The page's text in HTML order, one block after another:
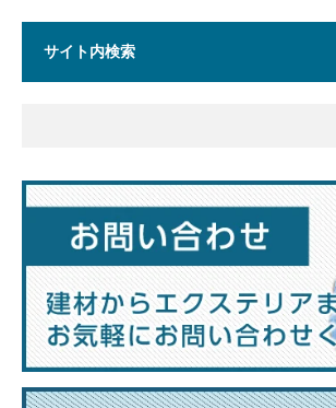
サイト内検索